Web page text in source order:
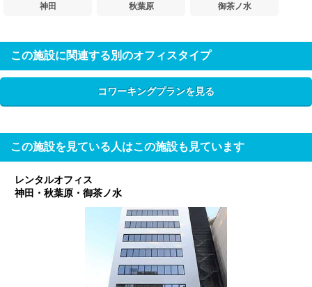
神田 秋葉原 御茶ノ水
この施設に関連する別のオフィスタイプ
コワーキングプランを見る
この施設を見ている人はこの施設も見ています
レンタルオフィス
神田・秋葉原・御茶ノ水